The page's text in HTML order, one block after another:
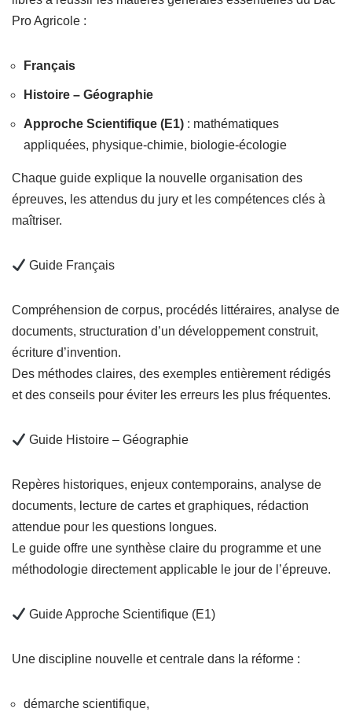
Pro Agricole :
Français
Histoire – Géographie
Approche Scientifique (E1) : mathématiques
appliquées, physique-chimie, biologie-écologie
Chaque guide explique la nouvelle organisation des
épreuves, les attendus du jury et les compétences clés à
maîtriser.
Guide Français
Compréhension de corpus, procédés littéraires, analyse de
documents, structuration d’un développement construit,
écriture d’invention.
Des méthodes claires, des exemples entièrement rédigés
et des conseils pour éviter les erreurs les plus fréquentes.
Guide Histoire – Géographie
Repères historiques, enjeux contemporains, analyse de
documents, lecture de cartes et graphiques, rédaction
attendue pour les questions longues.
Le guide offre une synthèse claire du programme et une
méthodologie directement applicable le jour de l’épreuve.
Guide Approche Scientifique (E1)
Une discipline nouvelle et centrale dans la réforme :
démarche scientifique,